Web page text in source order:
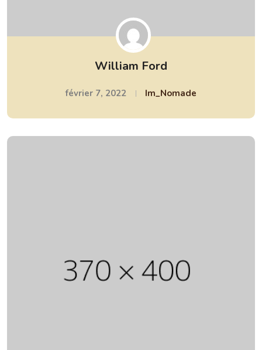
William Ford
février 7, 2022 Im_Nomade